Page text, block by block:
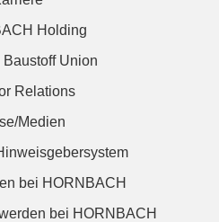
Holding
Baustoff Union
Relations
Medien
bei HORNBACH
bei HORNBACH